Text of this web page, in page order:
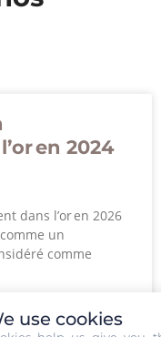
en 2024
dans l’or en 2026
un
comme
use cookies